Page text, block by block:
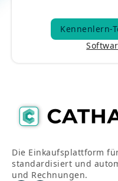
Kennenlern-
Kennenlern-
Die Einkaufsplattform
standardisiert und
und Rechnungen.